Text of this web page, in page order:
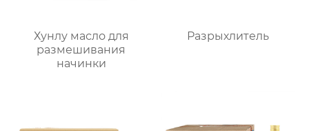
Хунлу масло для
размешивания
начинки
Разрыхлитель